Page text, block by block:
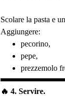
Scolare la pasta e
Aggiungere:
pecorino,
pepe,
prezzemolo
🔥 4. Servire.